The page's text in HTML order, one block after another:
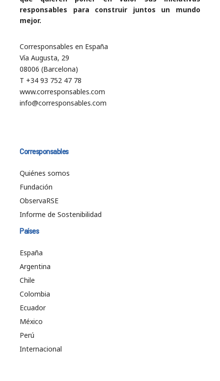
responsables para construir juntos un mundo
mejor.
Corresponsables en España
Vía Augusta, 29
08006 (Barcelona)
T +34 93 752 47 78
www.corresponsables.com
info@corresponsables.com
Corresponsables
Quiénes somos
Fundación
ObservaRSE
Informe de Sostenibilidad
Países
España
Argentina
Chile
Colombia
Ecuador
México
Perú
Internacional